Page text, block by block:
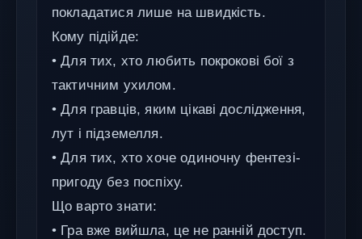
покладатися лише на швидкість.
Кому підійде:
• Для тих, хто любить покрокові бої з
тактичним ухилом.
• Для гравців, яким цікаві дослідження,
лут і підземелля.
• Для тих, хто хоче одиночну фентезі-
пригоду без поспіху.
Що варто знати:
• Гра вже вийшла, це не ранній доступ.